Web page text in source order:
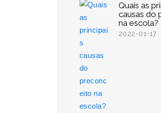
Quais as
causas do
na escola?
2022-01-17